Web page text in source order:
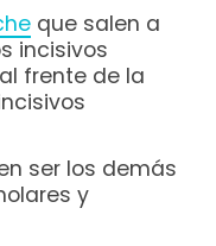
que salen a
incisivos
frente de la
ser los demás
y